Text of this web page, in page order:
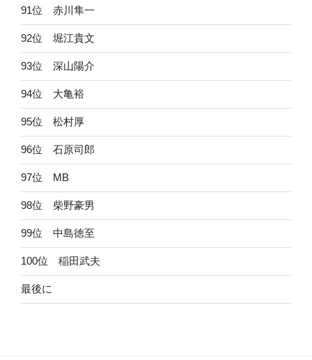
91位 赤川隼一
92位 堀江貴文
93位 深山陽介
94位 大亀裕
95位 松村厚
96位 石原司郎
97位 MB
98位 柴野豪男
99位 中島徳至
100位 稲田武夫
最後に